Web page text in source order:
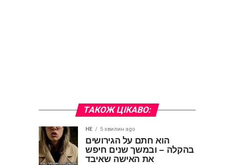
ТАКОЖ ЦІКАВО:
HE 5 хвилин ago
הוא חתם על הגירושים
בהקלה – ובמשך שנים חיפש
את האישה שאיבד